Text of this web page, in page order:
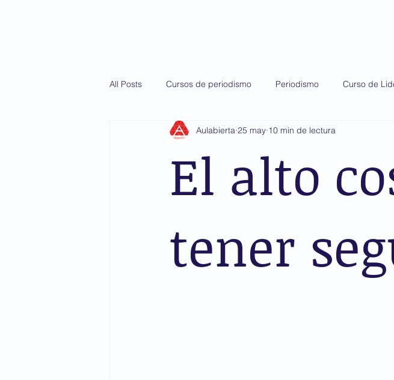
All Posts Cursos de periodismo Periodismo Curso de
Martín Casillas de Alba AMIS
El alto
tener
Aulabierta 25 may 10 min de lectura